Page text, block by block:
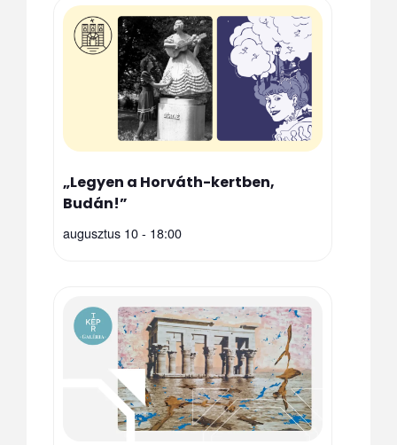
„Legyen a Horváth-kertben,
Budán!”
augusztus 10 - 18:00